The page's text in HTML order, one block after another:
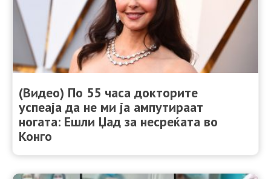
(Видео) По 55 часа докторите
успеаја да не ми ја ампутираат
ногата: Ешли Џад за несреќата во
Конго